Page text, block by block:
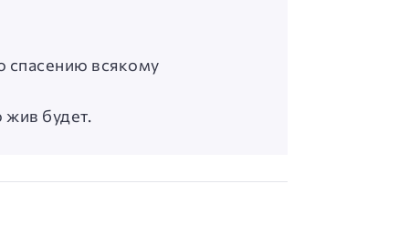
спасению всякому
жив будет.